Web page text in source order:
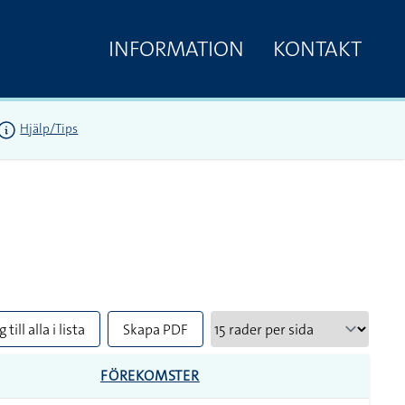
INFORMATION KONTAKT
Hjälp/Tips
till alla i lista Skapa PDF
FÖREKOMSTER